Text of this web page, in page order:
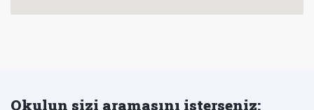
Okulun sizi aramasını isterseniz: